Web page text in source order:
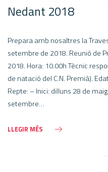
Nedant 2018
Prepara amb nosaltres la
setembre de 2018. Reunió de
2018. Hora: 10.00h Tècnic
de natació del C.N. Premià).
Repte: – Inici: dilluns 28 de
setembre…
LLEGIR MÉS